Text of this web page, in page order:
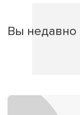
Вы недавно